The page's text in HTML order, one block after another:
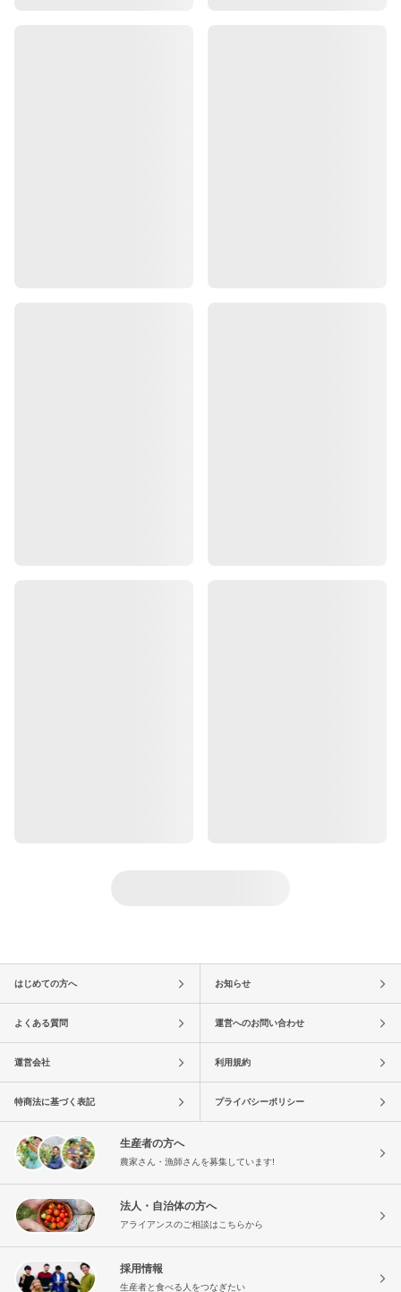
はじめての方へ お知らせ
よくある質問 運営へのお問い合わせ
運営会社 利用規約
特商法に基づく表記 プライバシーポリシー
生産者の方へ
農家さん・漁師さんを募集しています!
法人・自治体の方へ
アライアンスのご相談はこちらから
採用情報
生産者と食べる人をつなぎたい